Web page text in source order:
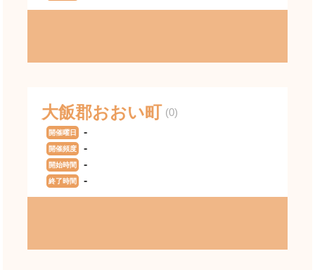
大飯郡おおい町 (0)
開催曜日 -
開催頻度 -
開始時間 -
終了時間 -